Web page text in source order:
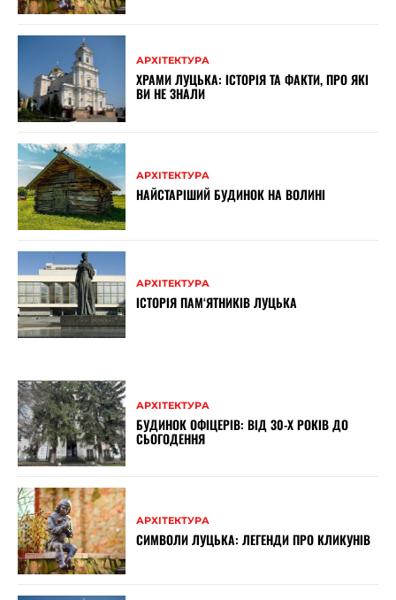
АРХІТЕКТУРА
ХРАМИ ЛУЦЬКА: ІСТОРІЯ ТА ФАКТИ, ПРО ЯКІ
ВИ НЕ ЗНАЛИ
АРХІТЕКТУРА
НАЙСТАРІШИЙ БУДИНОК НА ВОЛИНІ
АРХІТЕКТУРА
ІСТОРІЯ ПАМ‘ЯТНИКІВ ЛУЦЬКА
АРХІТЕКТУРА
БУДИНОК ОФІЦЕРІВ: ВІД 30-Х РОКІВ ДО
СЬОГОДЕННЯ
АРХІТЕКТУРА
СИМВОЛИ ЛУЦЬКА: ЛЕГЕНДИ ПРО КЛИКУНІВ